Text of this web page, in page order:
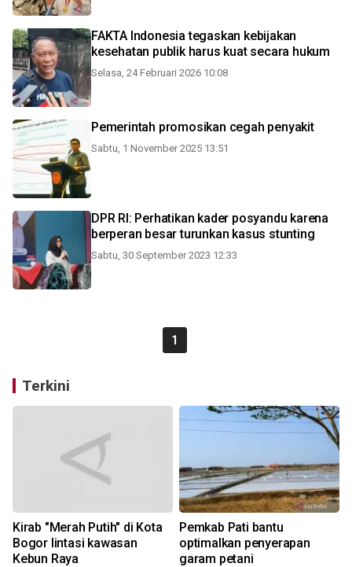
FAKTA Indonesia tegaskan kebijakan
kesehatan publik harus kuat secara hukum
Selasa, 24 Februari 2026 10:08
Pemerintah promosikan cegah penyakit
Sabtu, 1 November 2025 13:51
DPR RI: Perhatikan kader posyandu karena
berperan besar turunkan kasus stunting
Sabtu, 30 September 2023 12:33
1
Terkini
Kirab "Merah Putih" di Kota
Bogor lintasi kawasan
Kebun Raya
Pemkab Pati bantu
optimalkan penyerapan
garam petani